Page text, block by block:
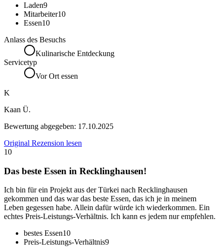
Laden9
Mitarbeiter10
Essen10
Anlass des Besuchs
Kulinarische Entdeckung
Servicetyp
Vor Ort essen
K
Kaan Ü.
Bewertung abgegeben: 17.10.2025
Original Rezension lesen
10
Das beste Essen in Recklinghausen!
Ich bin für ein Projekt aus der Türkei nach Recklinghausen
gekommen und das war das beste Essen, das ich je in meinem
Leben gegessen habe. Allein dafür würde ich wiederkommen. Ein
echtes Preis-Leistungs-Verhältnis. Ich kann es jedem nur empfehlen.
bestes Essen10
Preis-Leistungs-Verhältnis9